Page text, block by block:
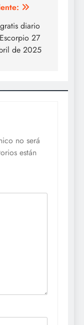
diario
27
de 2025
no será
están